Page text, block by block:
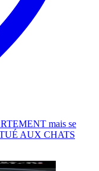
mais se
AUX CHATS